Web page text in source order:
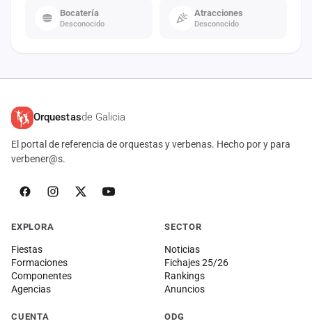
Bocatería
Desconocido
Atracciones
Desconocido
Orquestasde Galicia
El portal de referencia de orquestas y verbenas. Hecho por y para
verbener@s.
EXPLORA
Fiestas
Formaciones
Componentes
Agencias
SECTOR
Noticias
Fichajes 25/26
Rankings
Anuncios
CUENTA ODG